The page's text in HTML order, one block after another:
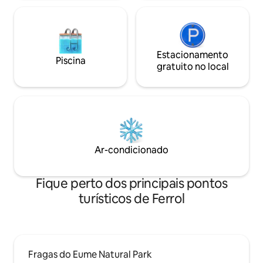
Piscina
Estacionamento
gratuito no local
Ar-condicionado
Fique perto dos principais pontos
turísticos de Ferrol
Fragas do Eume Natural Park